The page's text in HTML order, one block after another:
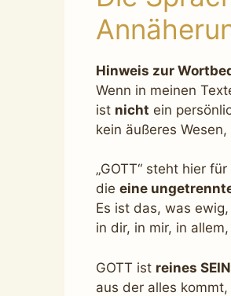
Hinweis zur
Wenn in meinen
ist nicht ein
kein äußeres
„GOTT“ steht hier
die eine
Es ist das, was
in dir, in mir, in
GOTT ist reines SEIN
aus der alles